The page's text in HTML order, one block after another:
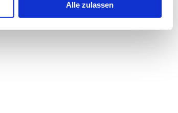
Alle zulassen